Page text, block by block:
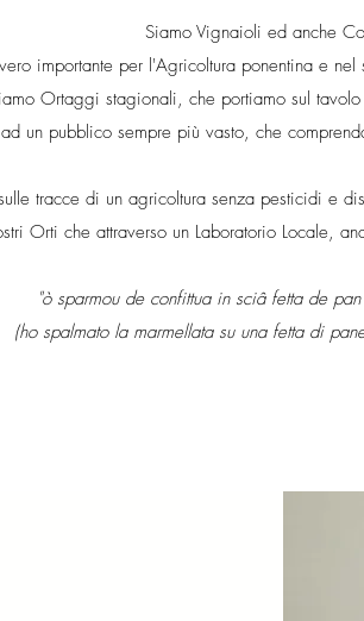
Siamo Vignaioli ed anche
importante per l'Agricoltura ponentina e
Ortaggi stagionali, che portiamo sul
un pubblico sempre più vasto, che
tracce di un agricoltura senza pesticidi e
Orti che attraverso un Laboratorio Locale,
"ò sparmou de confittua in sciâ fetta de
(ho spalmato la marmellata su una fetta di